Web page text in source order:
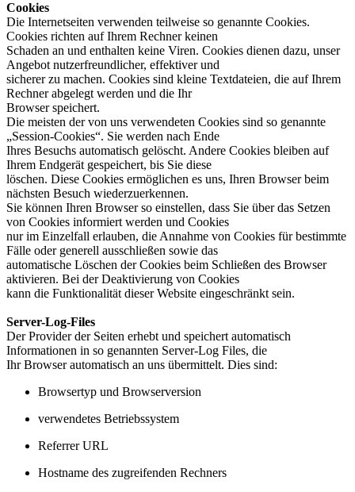
Cookies
Die Internetseiten verwenden teilweise so genannte Cookies.
Cookies richten auf Ihrem Rechner keinen
Schaden an und enthalten keine Viren. Cookies dienen dazu, unser
Angebot nutzerfreundlicher, effektiver und
sicherer zu machen. Cookies sind kleine Textdateien, die auf Ihrem
Rechner abgelegt werden und die Ihr
Browser speichert.
Die meisten der von uns verwendeten Cookies sind so genannte
„Session-Cookies“. Sie werden nach Ende
Ihres Besuchs automatisch gelöscht. Andere Cookies bleiben auf
Ihrem Endgerät gespeichert, bis Sie diese
löschen. Diese Cookies ermöglichen es uns, Ihren Browser beim
nächsten Besuch wiederzuerkennen.
Sie können Ihren Browser so einstellen, dass Sie über das Setzen
von Cookies informiert werden und Cookies
nur im Einzelfall erlauben, die Annahme von Cookies für bestimmte
Fälle oder generell ausschließen sowie das
automatische Löschen der Cookies beim Schließen des Browser
aktivieren. Bei der Deaktivierung von Cookies
kann die Funktionalität dieser Website eingeschränkt sein.
Server-Log-Files
Der Provider der Seiten erhebt und speichert automatisch
Informationen in so genannten Server-Log Files, die
Ihr Browser automatisch an uns übermittelt. Dies sind:
Browsertyp und Browserversion
verwendetes Betriebssystem
Referrer URL
Hostname des zugreifenden Rechners